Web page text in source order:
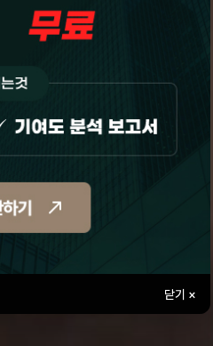
닫기 ×